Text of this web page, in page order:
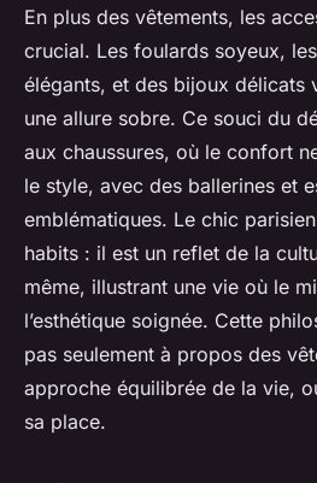
En plus des vêtements, les
crucial. Les foulards soyeux,
élégants, et des bijoux délicats
une allure sobre. Ce souci du
aux chaussures, où le confort
le style, avec des ballerines et
emblématiques. Le chic
habits : il est un reflet de la
même, illustrant une vie où le
l’esthétique soignée. Cette
pas seulement à propos des
approche équilibrée de la vie,
sa place.